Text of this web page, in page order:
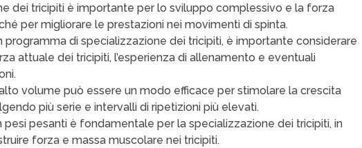
dei tricipiti è importante per lo sviluppo complessivo e la forza
per migliorare le prestazioni nei movimenti di spinta.
programma di specializzazione dei tricipiti, è importante considerare
attuale dei tricipiti, l’esperienza di allenamento e eventuali
volume può essere un modo efficace per stimolare la crescita
più serie e intervalli di ripetizioni più elevati.
pesi pesanti è fondamentale per la specializzazione dei tricipiti, in
forza e massa muscolare nei tricipiti.